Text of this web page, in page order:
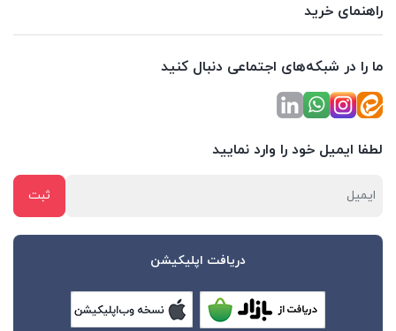
راهنمای خرید
ما را در شبکه‌های اجتماعی دنبال کنید
لطفا ایمیل خود را وارد نمایید
دریافت اپلیکیشن